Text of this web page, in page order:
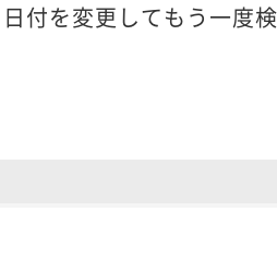
日付を変更してもう一度